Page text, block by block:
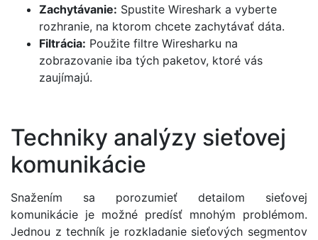
Zachytávanie: Spustite Wireshark a vyberte
rozhranie, na ktorom chcete zachytávať dáta.
Filtrácia: Použite filtre Wiresharku na
zobrazovanie iba tých paketov, ktoré vás
zaujímajú.
Techniky analýzy sieťovej
komunikácie
Snažením sa porozumieť detailom sieťovej
komunikácie je možné predísť mnohým problémom.
Jednou z techník je rozkladanie sieťových segmentov